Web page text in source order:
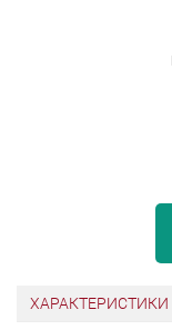
ХАРАКТЕРИСТИКИ